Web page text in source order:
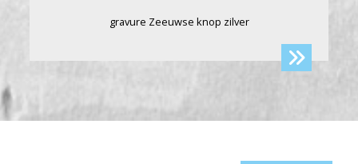
gravure Zeeuwse knop zilver